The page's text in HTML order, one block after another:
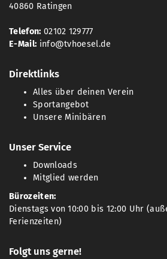
40860 Ratingen
Telefon: 02102 129777
E-Mail: info@tvhoesel.de
Direktlinks
Alles über deinen Verein
Sportangebot
Unsere Minibären
Unser Service
Downloads
Mitglied werden
Bürozeiten:
Dienstags von 10:00 bis 12:00 Uhr
Ferienzeiten)
Folgt uns gerne!